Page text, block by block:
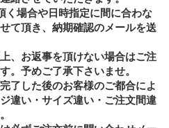
く場合や日時指定に間に合わな
て頂き、納期確認のメールを送
、お返事を頂けない場合はご注
。予めご了承下さいませ。
了した後のお客様のご都合によ
違い・サイズ違い・ご注文間違